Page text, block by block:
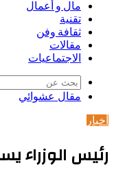
مال و أعمال
تقنية
ثقافة وفن
مقالات
الاجتماعيات
مقال عشوائي
أخبار
رئيس الوزراء